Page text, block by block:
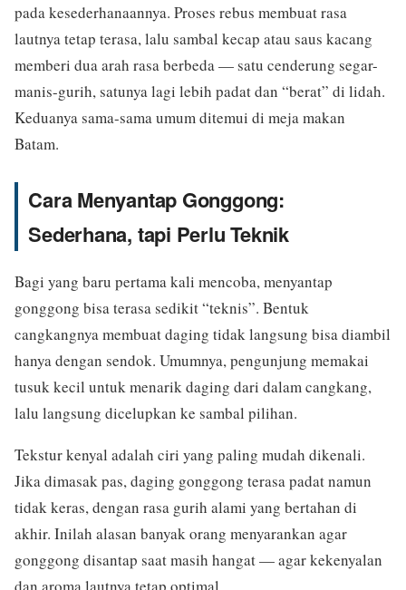
pada kesederhanaannya. Proses rebus membuat rasa
lautnya tetap terasa, lalu sambal kecap atau saus kacang
memberi dua arah rasa berbeda — satu cenderung segar-
manis-gurih, satunya lagi lebih padat dan “berat” di lidah.
Keduanya sama-sama umum ditemui di meja makan
Batam.
Cara Menyantap Gonggong:
Sederhana, tapi Perlu Teknik
Bagi yang baru pertama kali mencoba, menyantap
gonggong bisa terasa sedikit “teknis”. Bentuk
cangkangnya membuat daging tidak langsung bisa diambil
hanya dengan sendok. Umumnya, pengunjung memakai
tusuk kecil untuk menarik daging dari dalam cangkang,
lalu langsung dicelupkan ke sambal pilihan.
Tekstur kenyal adalah ciri yang paling mudah dikenali.
Jika dimasak pas, daging gonggong terasa padat namun
tidak keras, dengan rasa gurih alami yang bertahan di
akhir. Inilah alasan banyak orang menyarankan agar
gonggong disantap saat masih hangat — agar kekenyalan